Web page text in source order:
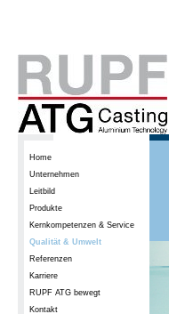
Home
Unternehmen
Leitbild
Produkte
Kernkompetenzen & Service
Qualität & Umwelt
Referenzen
Karriere
RUPF ATG bewegt
Kontakt